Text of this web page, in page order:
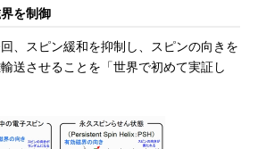
を制御
、スピン緩和を抑制し、スピンの向きを
送させることを「世界で初めて実証し